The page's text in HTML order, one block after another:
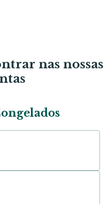
nas nossas